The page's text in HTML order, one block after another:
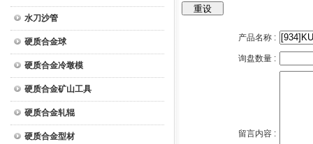
水刀沙管
硬质合金球
硬质合金冷墩模
硬质合金矿山工具
硬质合金轧辊
硬质合金型材
产品名称 :
询盘数量 :
留言内容 :